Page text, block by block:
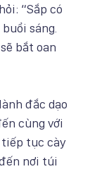
“Sắp có
sáng.
bắt oan
đắc dạo
cùng với
tiếp tục cày
nơi túi